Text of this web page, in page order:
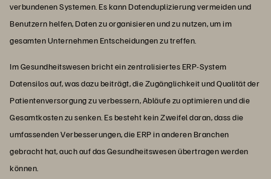
verbundenen Systemen. Es kann Datenduplizierung vermeiden und
Benutzern helfen, Daten zu organisieren und zu nutzen, um im
gesamten Unternehmen Entscheidungen zu treffen.
Im Gesundheitswesen bricht ein zentralisiertes ERP-System
Datensilos auf, was dazu beiträgt, die Zugänglichkeit und Qualität der
Patientenversorgung zu verbessern, Abläufe zu optimieren und die
Gesamtkosten zu senken. Es besteht kein Zweifel daran, dass die
umfassenden Verbesserungen, die ERP in anderen Branchen
gebracht hat, auch auf das Gesundheitswesen übertragen werden
können.